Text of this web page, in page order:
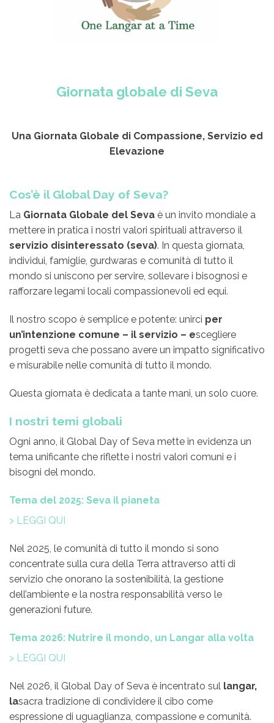
Giornata globale di Seva
Una Giornata Globale di Compassione, Servizio ed
Elevazione
Cos’è il Global Day of Seva?
La Giornata Globale del Seva è un invito mondiale a
mettere in pratica i nostri valori spirituali attraverso il
servizio disinteressato (seva). In questa giornata,
individui, famiglie, gurdwaras e comunità di tutto il
mondo si uniscono per servire, sollevare i bisognosi e
rafforzare legami locali compassionevoli ed equi.
Il nostro scopo è semplice e potente: unirci per
un’intenzione comune – il servizio – escegliere
progetti seva che possano avere un impatto significativo
e misurabile nelle comunità di tutto il mondo.
Questa giornata è dedicata a tante mani, un solo cuore.
I nostri temi globali
Ogni anno, il Global Day of Seva mette in evidenza un
tema unificante che riflette i nostri valori comuni e i
bisogni del mondo.
Tema del 2025: Seva il pianeta
> LEGGI QUI
Nel 2025, le comunità di tutto il mondo si sono
concentrate sulla cura della Terra attraverso atti di
servizio che onorano la sostenibilità, la gestione
dell’ambiente e la nostra responsabilità verso le
generazioni future.
Tema 2026: Nutrire il mondo, un Langar alla volta
> LEGGI QUI
Nel 2026, il Global Day of Seva è incentrato sul langar,
lasacra tradizione di condividere il cibo come
espressione di uguaglianza, compassione e comunità.